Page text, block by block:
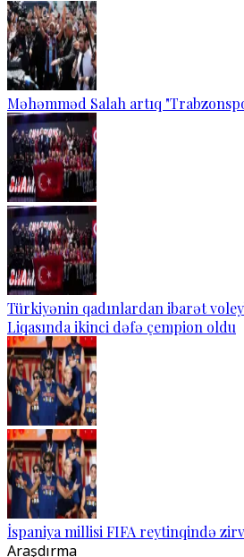
Məhəmməd Salah artıq
Türkiyənin qadınlardan ibarət
Liqasında ikinci dəfə çempion oldu
İspaniya millisi FIFA reytinqində
Araşdırma